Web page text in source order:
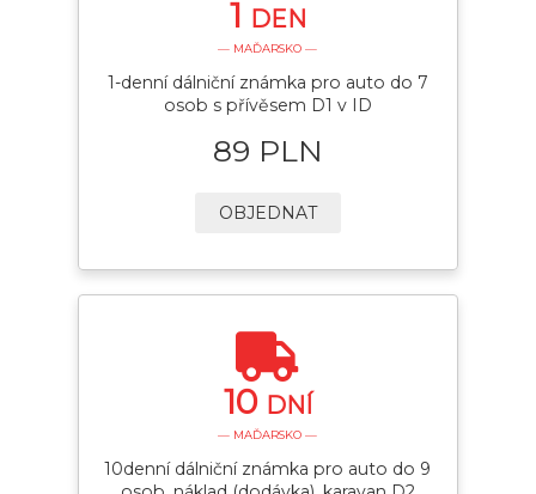
1 DEN
— MAĎARSKO —
1-denní dálniční známka pro auto do 7
osob s přívěsem D1 v ID
89 PLN
OBJEDNAT
10 DNÍ
— MAĎARSKO —
10denní dálniční známka pro auto do 9